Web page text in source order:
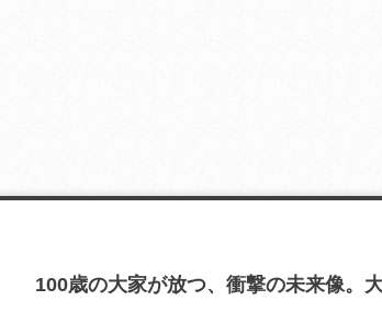
100歳の大家が放つ、衝撃の未来像。